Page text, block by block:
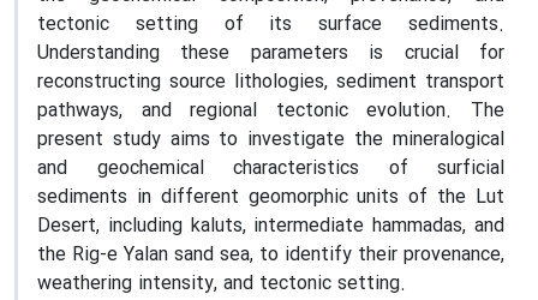
tectonic setting of its surface sediments.
Understanding these parameters is crucial for
reconstructing source lithologies, sediment transport
pathways, and regional tectonic evolution. The
present study aims to investigate the mineralogical
and geochemical characteristics of surficial
sediments in different geomorphic units of the Lut
Desert, including kaluts, intermediate hammadas, and
the Rig-e Yalan sand sea, to identify their provenance,
weathering intensity, and tectonic setting.